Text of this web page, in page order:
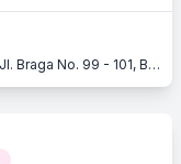
Braga Citywalk, Lantai Ground, The Kiosk, Jl. Braga No. 99 - 101, Braga, Bandung, Jawa Barat